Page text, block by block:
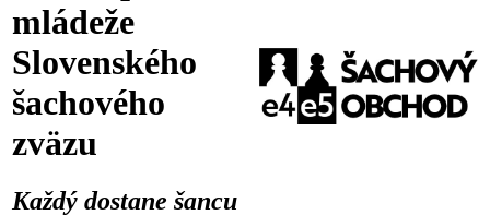
mládeže
Slovenského
šachového
zväzu
Každý dostane šancu